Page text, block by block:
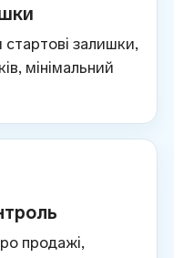
залишки,
мінімальний
продажі,